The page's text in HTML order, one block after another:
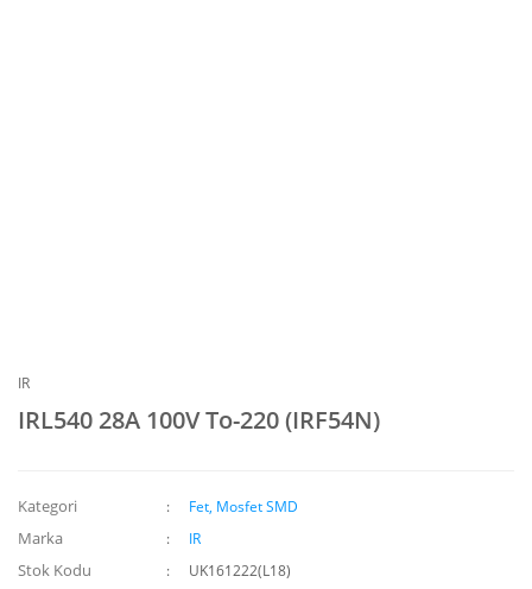
IR
IRL540 28A 100V To-220 (IRF54N)
Kategori Fet, Mosfet SMD
Marka IR
Stok Kodu UK161222(L18)